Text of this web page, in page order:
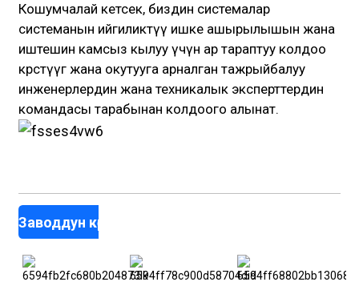
Кошумчалай кетсек, биздин системалар
системанын ийгиликтүү ишке ашырылышын жана
иштешин камсыз кылуу үчүн ар тараптуу колдоо
көрсөтүүгө жана окутууга арналган тажрыйбалуу
инженерлердин жана техникалык эксперттердин
командасы тарабынан колдоого алынат.
Заводдун көрүнүшү